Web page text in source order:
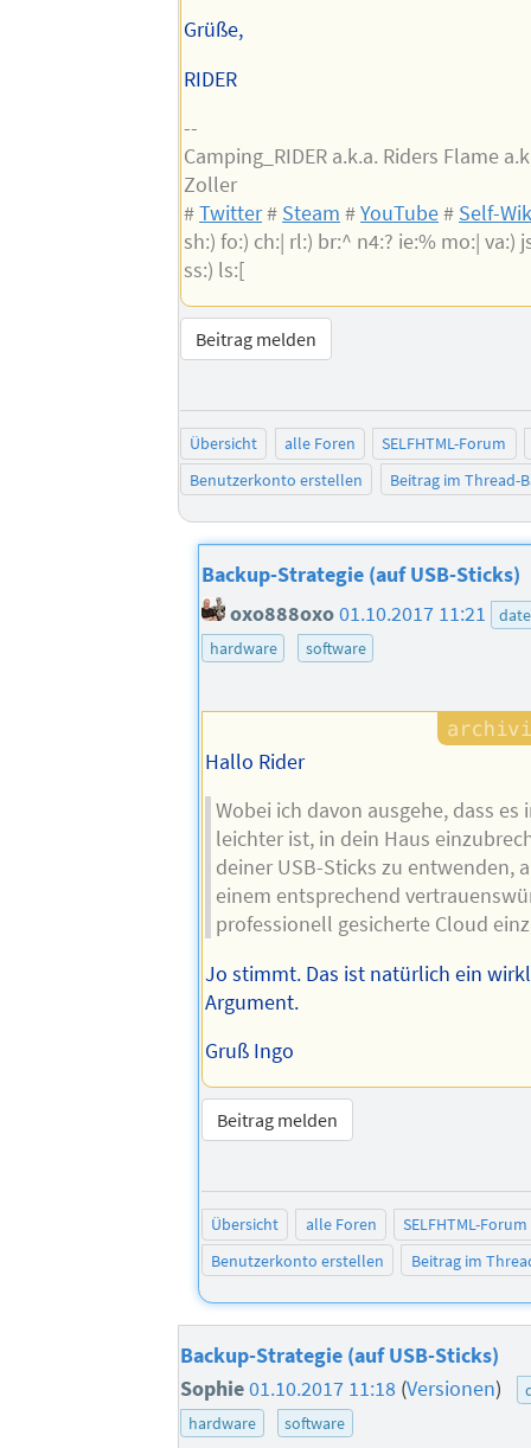
Grüße,
RIDER
--
Camping_RIDER a.k.a. Riders Flame
Zoller
#Twitter# Steam #YouTube# Self-
sh:) fo:) ch:| rl:) br:^ n4:? ie:% mo:| va:)
ss:) ls:[
Beitrag melden
Übersicht alle Foren
SELFHTML-Forum
Benutzerkonto erstellen
Beitrag im Thread-
Backup-Strategie (auf USB-Sticks)
oxo888oxo01.10.2017 11:21
hardware
software
Hallo Rider
Wobei ich davon ausgehe, dass
leichter ist, in dein Haus
deiner USB-Sticks zu entwenden,
einem entsprechend
professionell gesicherte Cloud
Jo stimmt. Das ist natürlich ein
Argument.
Gruß Ingo
Beitrag melden
Übersicht alle Foren
SELFHTML-Forum
Benutzerkonto erstellen
Beitrag im
Backup-Strategie (auf USB-Sticks)
Sophie01.10.2017 11:18 (Versionen)
hardware
software